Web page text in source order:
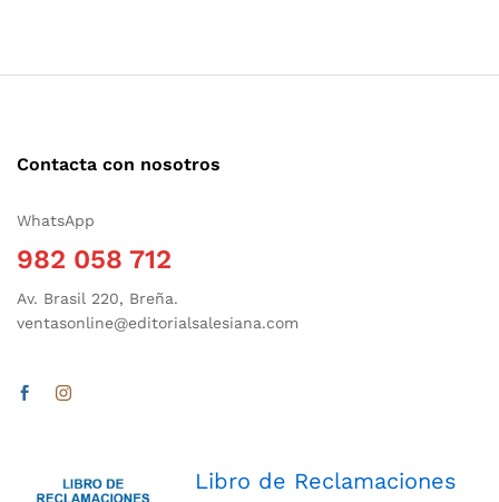
Contacta con nosotros
WhatsApp
982 058 712
Av. Brasil 220, Breña.
ventasonline@editorialsalesiana.com
Libro de Reclamaciones